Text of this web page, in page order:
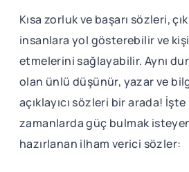
Kısa zorluk ve başarı sözleri,
insanlara yol gösterebilir ve
etmelerini sağlayabilir. Aynı
olan ünlü düşünür, yazar ve
açıklayıcı sözleri bir arada!
zamanlarda güç bulmak
hazırlanan ilham verici sözler: